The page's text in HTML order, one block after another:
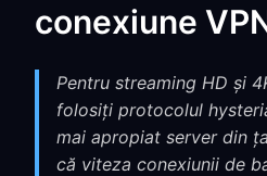
conexiune
Pentru streaming HD și
folosiți protocolul
mai apropiat server din
că viteza conexiunii de